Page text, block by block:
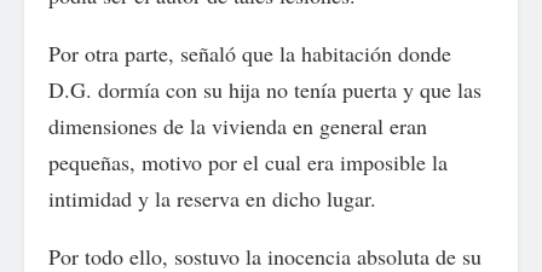
Por otra parte, señaló que la habitación donde
D.G. dormía con su hija no tenía puerta y que las
dimensiones de la vivienda en general eran
pequeñas, motivo por el cual era imposible la
intimidad y la reserva en dicho lugar.
Por todo ello, sostuvo la inocencia absoluta de su